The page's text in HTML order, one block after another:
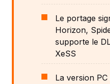
Le portage
Horizon,
supporte le
XeSS
La version